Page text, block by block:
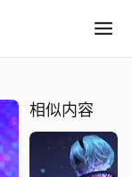
相似内容